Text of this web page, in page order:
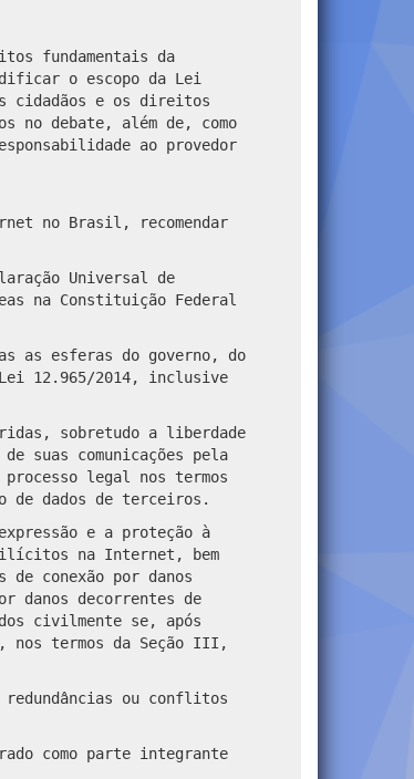
fundamentais da
o escopo da Lei
cidadãos e os direitos
no debate, além de, como
ao provedor
no Brasil, recomendar
Universal de
na Constituição Federal
as esferas do governo, do
12.965/2014, inclusive
sobretudo a liberdade
comunicações pela
legal nos termos
de dados de terceiros.
e a proteção à
ilícitos na Internet, bem
conexão por danos
danos decorrentes de
civilmente se, após
nos termos da Seção III,
ou conflitos
como parte integrante